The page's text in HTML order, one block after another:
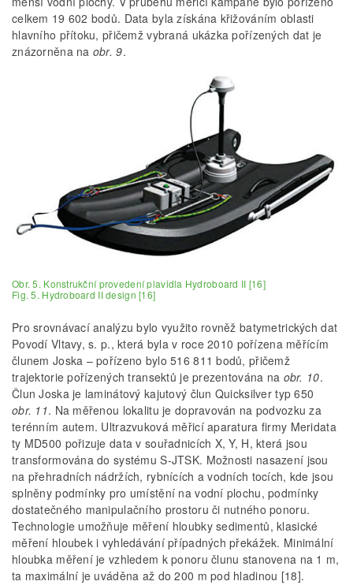
celkem 19 602 bodů. Data byla získána křižováním oblasti
hlavního přítoku, přičemž vybraná ukázka pořízených dat je
znázorněna na obr. 9.
Obr. 5. Konstrukční provedení plavidla Hydroboard II [16]
Fig. 5. Hydroboard II design [16]
Pro srovnávací analýzu bylo využito rovněž batymetrických dat
Povodí Vltavy, s. p., která byla v roce 2010 pořízena měřícím
člunem Joska – pořízeno bylo 516 811 bodů, přičemž
trajektorie pořízených transektů je prezentována na obr. 10.
Člun Joska je laminátový kajutový člun Quicksilver typ 650
obr. 11. Na měřenou lokalitu je dopravován na podvozku za
terénním autem. Ultrazvuková měřicí aparatura firmy Meridata
ty MD500 pořizuje data v souřadnicích X, Y, H, která jsou
transformována do systému S-JTSK. Možnosti nasazení jsou
na přehradních nádržích, rybnících a vodních tocích, kde jsou
splněny podmínky pro umístění na vodní plochu, podmínky
dostatečného manipulačního prostoru či nutného ponoru.
Technologie umožňuje měření hloubky sedimentů, klasické
měření hloubek i vyhledávání případných překážek. Minimální
hloubka měření je vzhledem k ponoru člunu stanovena na 1 m,
ta maximální je uváděna až do 200 m pod hladinou [18].